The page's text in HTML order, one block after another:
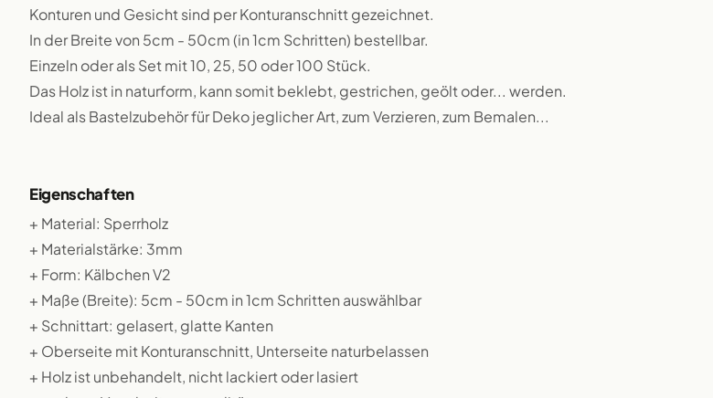
Konturen und Gesicht sind per Konturanschnitt gezeichnet.
In der Breite von 5cm - 50cm (in 1cm Schritten) bestellbar.
Einzeln oder als Set mit 10, 25, 50 oder 100 Stück.
Das Holz ist in naturform, kann somit beklebt, gestrichen, geölt oder... werden.
Ideal als Bastelzubehör für Deko jeglicher Art, zum Verzieren, zum Bemalen...
Eigenschaften
+ Material: Sperrholz
+ Materialstärke: 3mm
+ Form: Kälbchen V2
+ Maße (Breite): 5cm - 50cm in 1cm Schritten auswählbar
+ Schnittart: gelasert, glatte Kanten
+ Oberseite mit Konturanschnitt, Unterseite naturbelassen
+ Holz ist unbehandelt, nicht lackiert oder lasiert